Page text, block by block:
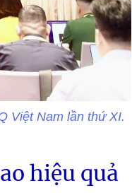
Việt Nam lần thứ XI.
hiệu quả